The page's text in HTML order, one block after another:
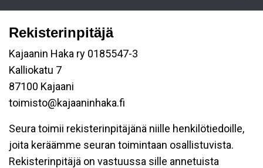
Rekisterinpitäjä
Kajaanin Haka ry 0185547-3
Kalliokatu 7
87100 Kajaani
toimisto@kajaaninhaka.fi
Seura toimii rekisterinpitäjänä niille henkilötiedoille,
joita keräämme seuran toimintaan osallistuvista.
Rekisterinpitäjä on vastuussa sille annetuista